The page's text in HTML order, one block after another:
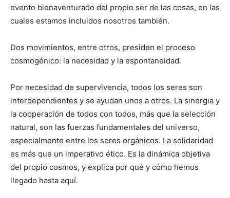
evento bienaventurado del propio ser de las cosas, en las
cuales estamos incluidos nosotros también.
Dos movimientos, entre otros, presiden el proceso
cosmogénico: la necesidad y la espontaneidad.
Por necesidad de supervivencia, todos los seres son
interdependientes y se ayudan unos a otros. La sinergia y
la cooperación de todos con todos, más que la selección
natural, son las fuerzas fundamentales del universo,
especialmente entre los seres orgánicos. La solidaridad
es más que un imperativo ético. Es la dinámica objetiva
del propio cosmos, y explica por qué y cómo hemos
llegado hasta aquí.